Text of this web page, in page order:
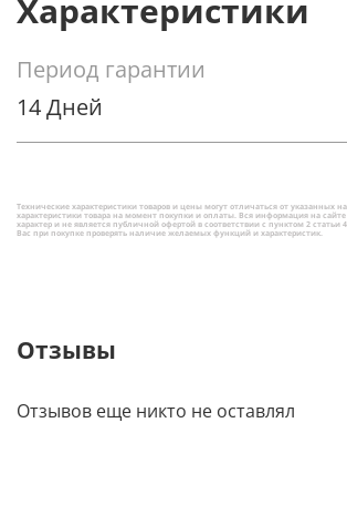
Характеристики
Период гарантии
14 Дней
Технические характеристики товаров и цены могут отличаться от указанных
характеристики товара на момент покупки и оплаты. Вся информация на
характер и не является публичной офертой в соответствии с пунктом 2
Вас при покупке проверять наличие желаемых функций и характеристик.
Отзывы
Отзывов еще никто не оставлял